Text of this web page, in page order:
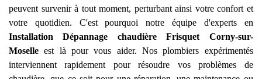
peuvent survenir à tout moment, perturbant ainsi votre confort et
votre quotidien. C'est pourquoi notre équipe d'experts en
Installation Dépannage chaudière Frisquet
Corny-sur-
Moselle est là pour vous aider. Nos plombiers expérimentés
interviennent rapidement pour résoudre vos problèmes de